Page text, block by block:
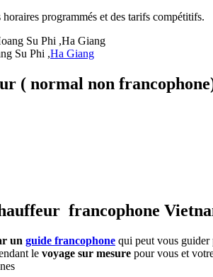
programmés et des tarifs compétitifs.
Su Phi ,Ha Giang
( normal non
francophone
un guide francophone qui peut vous guider
le voyage sur mesure pour vous et